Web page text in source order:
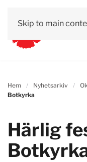
Skip to main
Hem Nyhetsarkiv
Botkyrka
Härlig